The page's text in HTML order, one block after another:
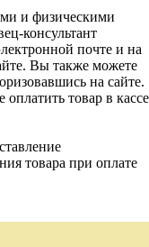
и физическими
консультант
почте и на
Вы также можете
на сайте.
товар в кассе
товара при оплате